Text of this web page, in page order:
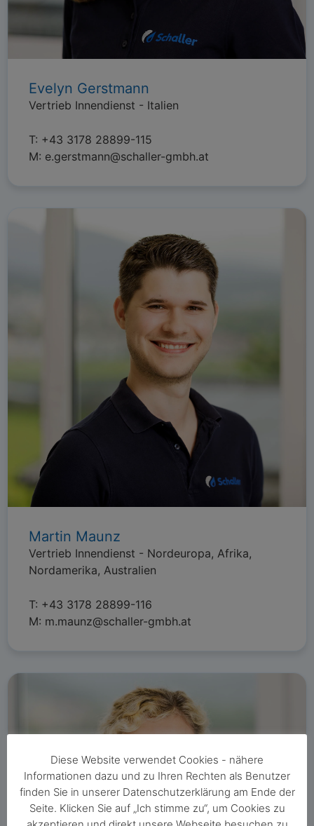
Evelyn Gerstmann
Vertrieb Innendienst - Italien
T: +43 3178 28899-115
M: e.gerstmann@schaller-gmbh.at
Martin Maunz
Vertrieb Innendienst - Nordeuropa, Afrika,
Nordamerika, Australien
T: +43 3178 28899-116
M: m.maunz@schaller-gmbh.at
Diese Website verwendet Cookies - nähere
Informationen dazu und zu Ihren Rechten als Benutzer
finden Sie in unserer Datenschutzerklärung am Ende der
Seite. Klicken Sie auf „Ich stimme zu“, um Cookies zu